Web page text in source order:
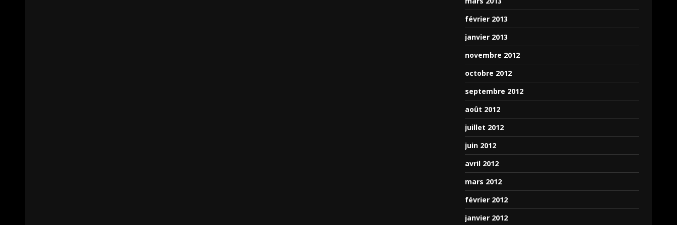
février 2013
janvier 2013
novembre 2012
octobre 2012
septembre 2012
août 2012
juillet 2012
juin 2012
avril 2012
mars 2012
février 2012
janvier 2012